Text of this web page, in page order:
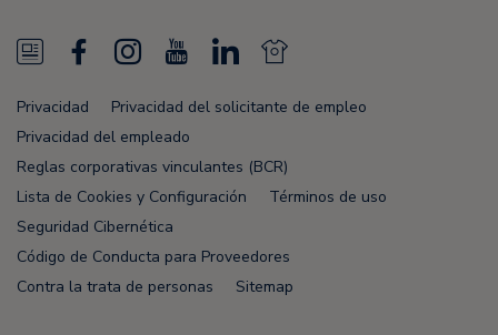
N
e
w
s
F
e
e
c
e
b
o
o
I
n
s
t
a
g
r
o
T
u
b
e
L
k
e
d
i
N
e
F
e
e
Privacidad
Privacidad del solicitante de empleo
Privacidad del empleado
Reglas corporativas vinculantes (BCR)
Lista de Cookies y Configuración
Términos de uso
Seguridad Cibernética
Código de Conducta para Proveedores
Contra la trata de personas
Sitemap